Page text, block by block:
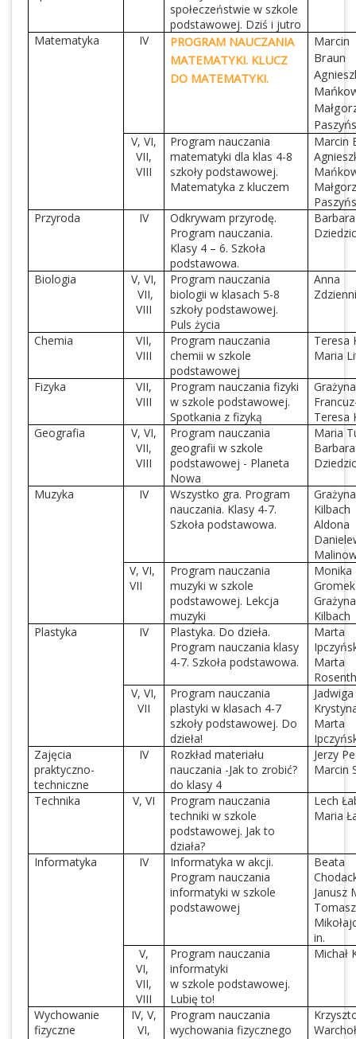
społeczeństwie w szkole
podstawowej. Dziś i jutro
Matematyka IV
PROGRAM NAUCZANIA
MATEMATYKI. KLUCZ
DO MATEMATYKI.
Marcin
Braun
V, VI,
VII,
VIII
Program nauczania
matematyki dla klas 4-8
szkoły podstawowej.
Matematyka z kluczem
Marcin
Przyroda
IV
Odkrywam przyrodę.
Program nauczania.
Klasy 4 – 6. Szkoła
podstawowa.
Barbara
Biologia
V, VI,
VII,
VIII
Program nauczania
biologii w klasach 5-8
szkoły podstawowej.
Puls życia
Anna
Chemia
VII,
VIII
Program nauczania
chemii w szkole
podstawowej
Teresa
Maria
Fizyka
VII,
VIII
Program nauczania fizyki
w szkole podstawowej.
Spotkania z fizyką
Grażyna
Teresa
Geografia
V, VI,
VII,
VIII
Program nauczania
geografii w szkole
podstawowej - Planeta
Nowa
Maria
Barbara
Muzyka IV
Wszystko gra. Program
nauczania. Klasy 4-7.
Szkoła podstawowa.
Grażyna
Kilbach
Aldona
V, VI,
VII
Program nauczania
muzyki w szkole
podstawowej. Lekcja
muzyki
Monika
Gromek
Grażyna
Kilbach
Plastyka
IV
Plastyka. Do dzieła.
Program nauczania klasy
4-7. Szkoła podstawowa.
Marta
Marta
V, VI,
VII
Program nauczania
plastyki w klasach 4-7
szkoły podstawowej. Do
dzieła!
Marta
Zajęcia
praktyczno-
techniczne
IV
Rozkład materiału
nauczania -Jak to zrobić?
do klasy 4
Jerzy
Marcin
Technika V, VI
Program nauczania
techniki w szkole
podstawowej. Jak to
działa?
Lech
Maria
Informatyka IV
Informatyka w akcji.
Program nauczania
informatyki w szkole
podstawowej
Beata
Janusz
Tomasz
in.
V,
VI,
VII,
VIII
Program nauczania
informatyki
w szkole podstawowej.
Lubię to!
Michał
Wychowanie
fizyczne
IV, V,
VI,
Program nauczania
wychowania fizycznego